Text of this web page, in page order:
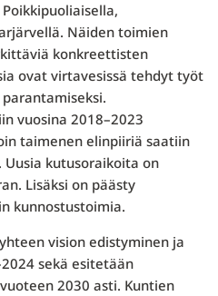
Näiden toimien
konkreettisten
ovat virtavesissä tehdyt työt
vuosina 2018–2023
taimenen elinpiiriä saatiin
kutusoraikoita on
Lisäksi on päästy
kunnostustoimia.
vision edistyminen ja
sekä esitetään
2030 asti. Kuntien